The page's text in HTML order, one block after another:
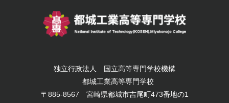
独立行政法人 国立高等専門学校機構
都城工業高等専門学校
〒885-8567 宮崎県都城市吉尾町473番地の1